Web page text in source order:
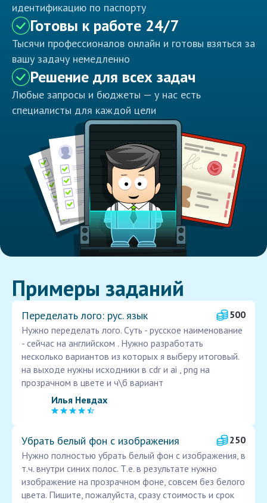
идентификацию по паспорту
Готовы к работе 24/7
Тысячи профессионалов онлайн и готовы взяться за
вашу задачу немедленно
Решение для всех задач
Любые запросы и бюджеты — у нас есть
специалисты для каждой цели
Примеры заданий
Переделать лого: рус. язык
500
Нужно переделать лого. Суть - русское наименование
- сейчас на английском . Нужно разработать
несколько вариантов из которых я выберу итоговый.
на выходе нужны исходники в cdr и ai , png на
прозрачном в цвете и ч\б вариант
Илья Невдах
Убрать белый фон с изображения
250
Нужно полностью убрать белый фон с изображения, в
т.ч. внутри синих полос. Т.е. в результате нужно
изображение на прозрачном фоне, совсем без белого
цвета. Пишите, пожалуйста, сразу стоимость и срок